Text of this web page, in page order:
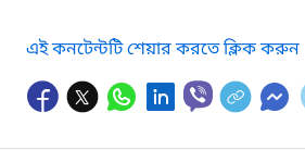
এই কনটেন্টটি শেয়ার করতে ক্লিক করুন